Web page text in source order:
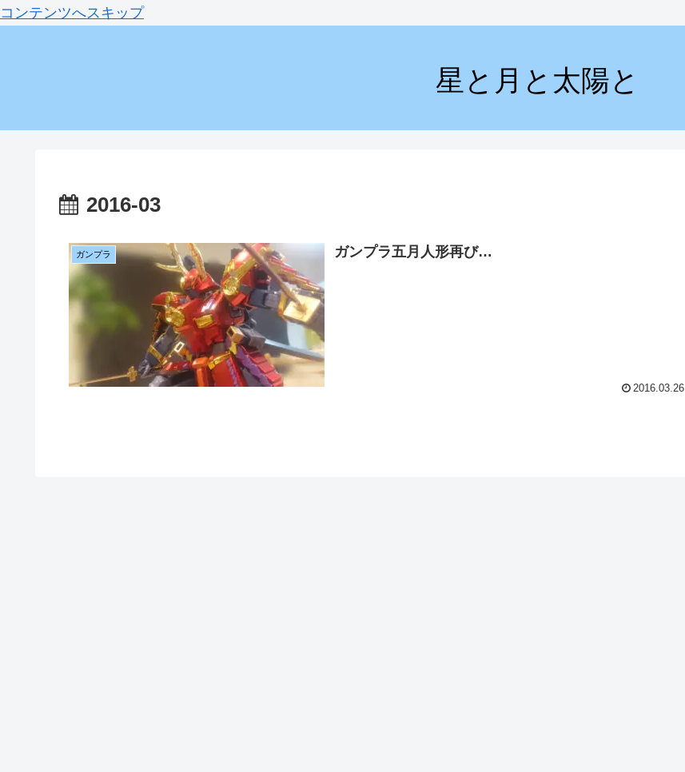
コンテンツへスキップ
星と月と太陽と
2016-03
ガンプラ ガンプラ五月人形再び…
2016.03.26